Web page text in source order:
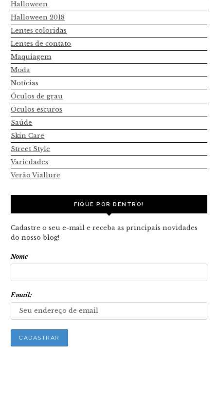
Halloween
Halloween 2018
Lentes coloridas
Lentes de contato
Maquiagem
Moda
Notícias
Óculos de grau
Óculos escuros
Saúde
Skin Care
Street Style
Variedades
Verão Viallure
FIQUE POR DENTRO!
Cadastre o seu e-mail e receba as principais novidades
do nosso blog!
Nome
Email: